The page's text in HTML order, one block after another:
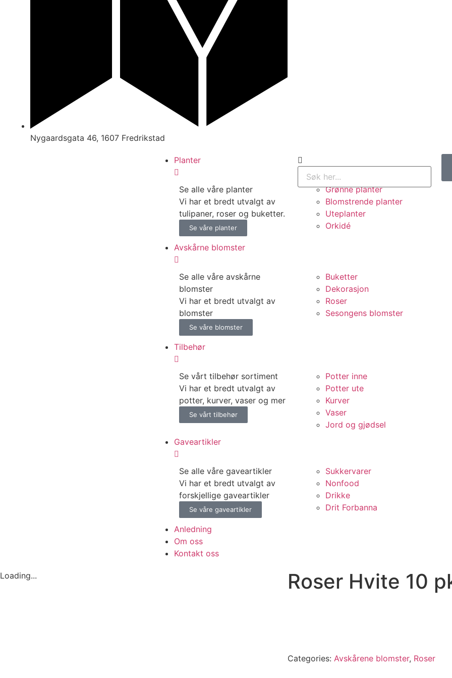
Nygaardsgata 46, 1607 Fredrikstad
Planter
Se alle våre planter
Vi har et bredt utvalgt av
tulipaner, roser og buketter.
Se våre planter
Grønne planter
Blomstrende planter
Uteplanter
Orkidé
Avskårne blomster
Se alle våre avskårne
blomster
Vi har et bredt utvalgt av
blomster
Se våre blomster
Buketter
Dekorasjon
Roser
Sesongens blomster
Tilbehør
Se vårt tilbehør sortiment
Vi har et bredt utvalgt av
potter, kurver, vaser og mer
Se vårt tilbehør
Potter inne
Potter ute
Kurver
Vaser
Jord og gjødsel
Gaveartikler
Se alle våre gaveartikler
Vi har et bredt utvalgt av
forskjellige gaveartikler
Se våre gaveartikler
Sukkervarer
Nonfood
Drikke
Drit Forbanna
Anledning
Om oss
Kontakt oss
Loading... Roser Hvite 10
Categories: Avskårene blomster, Roser